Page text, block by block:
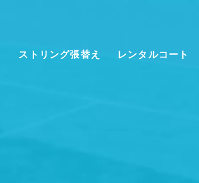
ストリング張替え レンタルコート